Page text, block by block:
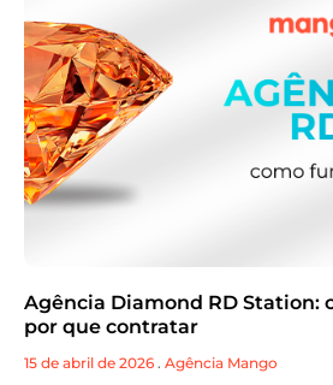
Agência Diamond RD Station:
por que contratar
15 de abril de 2026 . Agência Mango